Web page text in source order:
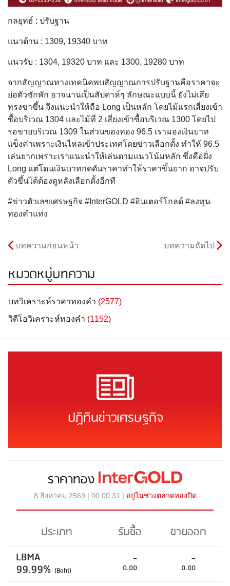
กลยุทธ์ : ปรับฐาน
แนวต้าน : 1309, 19340 บาท
แนวรับ : 1304, 19320 บาท และ 1300, 19280 บาท
จากสัญญาณทางเทคนิคพบสัญญาณการปรับฐานคือราคาจะ
ย่อตัวซักพัก อาจนานเป็นสัปดาห์ๆ ลักษณะแบบนี้ ยังไม่เสีย
ทรงขาขึ้น จึงแนะนำให้ถือ Long เป็นหลัก โดยไม้แรกเสี่ยงเข้า
ซื้อบริเวณ 1304 และไม้ที่ 2 เสี่ยงเข้าซื้อบริเวณ 1300 โดยไป
รอขายบริเวณ 1309 ในส่วนของทอง 96.5 เรามองเงินบาท
แข็งค่าเพราะเงินไหลเข้าประเทศโดยข่าวเลือกตั้ง ทำให้ 96.5
เล่นยากเพราะเราแนะนำให้เล่นตามแนวโน้มหลัก ซึ่งคือฝั่ง
Long แต่โดนเงินบาทกดดันราคาทำให้ราคาขึ้นยาก อาจปรับ
ตัวขึ้นได้ต้องดูหลังเลือกตั้งอีกที
#ข่าวตัวเลขเศรษฐกิจ #InterGOLD #อินเตอร์โกลด์ #ลงทุน
ทองคำแท่ง
บทความก่อนหน้า บทความถัดไป
หมวดหมู่บทความ
บทวิเคราะห์ราคาทองคำ (2577)
วิดีโอวิเคราะห์ทองคำ (1152)
ปฏิทินข่าวเศรษฐกิจ
ราคาทอง
8 สิงหาคม 2569 | 00:00:31 | อยู่ในช่วงตลาดทองปิด
ประเภท รับซื้อ
ขายออก
LBMA
99.99% (Baht)
-
0.00
-
0.00